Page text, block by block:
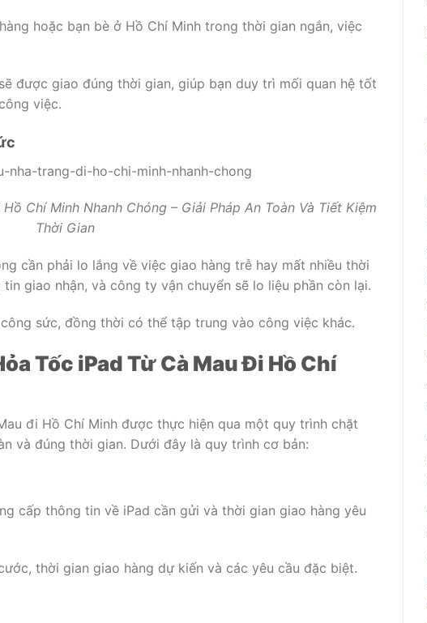
hoặc bạn bè ở Hồ Chí Minh trong thời gian ngắn, việc
được giao đúng thời gian, giúp bạn duy trì mối quan hệ tốt
việc.
Chí Minh Nhanh Chóng – Giải Pháp An Toàn Và Tiết Kiệm
Thời Gian
cần phải lo lắng về việc giao hàng trễ hay mất nhiều thời
giao nhận, và công ty vận chuyển sẽ lo liệu phần còn lại.
sức, đồng thời có thể tập trung vào công việc khác.
Tốc iPad Từ Cà Mau Đi Hồ Chí
đi Hồ Chí Minh được thực hiện qua một quy trình chặt
và đúng thời gian. Dưới đây là quy trình cơ bản:
cấp thông tin về iPad cần gửi và thời gian giao hàng yêu
thời gian giao hàng dự kiến và các yêu cầu đặc biệt.